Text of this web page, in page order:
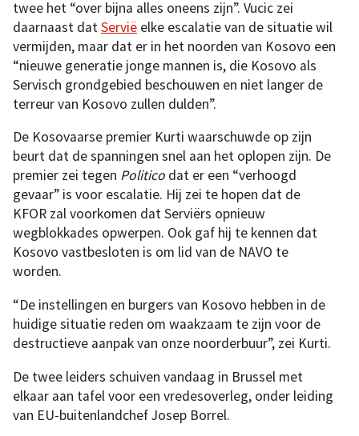
twee het “over bijna alles oneens zijn”. Vucic zei
daarnaast datServië elke escalatie van de situatie wil
vermijden, maar dat er in het noorden van Kosovo een
“nieuwe generatie jonge mannen is, die Kosovo als
Servisch grondgebied beschouwen en niet langer de
terreur van Kosovo zullen dulden”.
De Kosovaarse premier Kurti waarschuwde op zijn
beurt dat de spanningen snel aan het oplopen zijn. De
premier zei tegen Politico dat er een “verhoogd
gevaar” is voor escalatie. Hij zei te hopen dat de
KFOR zal voorkomen dat Serviërs opnieuw
wegblokkades opwerpen. Ook gaf hij te kennen dat
Kosovo vastbesloten is om lid van de NAVO te
worden.
“De instellingen en burgers van Kosovo hebben in de
huidige situatie reden om waakzaam te zijn voor de
destructieve aanpak van onze noorderbuur”, zei Kurti.
De twee leiders schuiven vandaag in Brussel met
elkaar aan tafel voor een vredesoverleg, onder leiding
van EU-buitenlandchef Josep Borrel.